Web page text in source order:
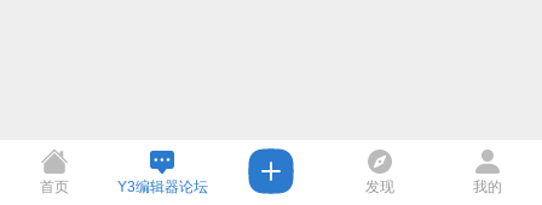
首页 Y3编辑器论坛 发现 我的